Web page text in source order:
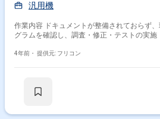
汎用機
作業内容 ドキュメントが整備されておらず
グラムを確認し、調査・修正・テストの実施
4年前・ 提供元: フリコン